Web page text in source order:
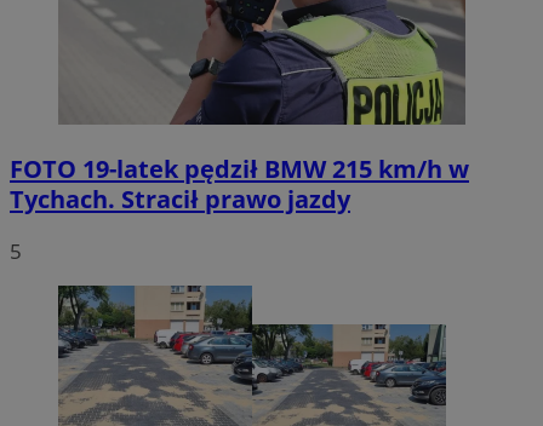
FOTO 19-latek pędził BMW 215 km/h w
Tychach. Stracił prawo jazdy
5